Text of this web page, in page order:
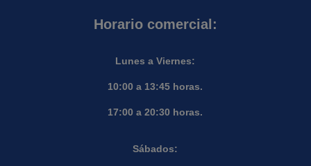
Horario comercial:
Lunes a Viernes:
10:00 a 13:45 horas.
17:00 a 20:30 horas.
Sábados: